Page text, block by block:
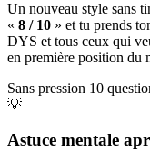
Un nouveau style sans
« 8 / 10 » et tu prends
DYS et tous ceux qui
en première position du
Sans pression 10
💡
Astuce mentale